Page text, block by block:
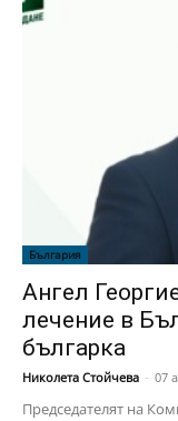
България
Ангел
лечение в
българка
Николета Стойчева - 07
Председателят на